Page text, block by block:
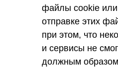
файлы cookie
отправке этих
при этом, что
и сервисы не
должным